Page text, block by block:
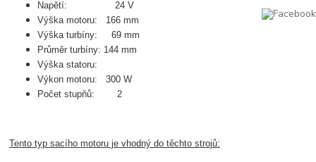
Napětí: 24 V
Výška motoru: 166 mm
Výška turbíny: 69 mm
Průměr turbíny: 144 mm
Výška statoru:
Výkon motoru: 300 W
Počet stupňů: 2
Tento typ sacího motoru je vhodný do těchto strojů: